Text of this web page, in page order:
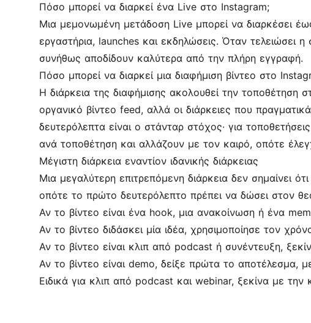
Πόσο μπορεί να διαρκεί ένα Live στο Instagram;
Μια μεμονωμένη μετάδοση Live μπορεί να διαρκέσει
εργαστήρια, launches και εκδηλώσεις. Όταν τελειώσει
συνήθως αποδίδουν καλύτερα από την πλήρη εγγραφή.
Πόσο μπορεί να διαρκεί μια διαφήμιση βίντεο στο
Η διάρκεια της διαφήμισης ακολουθεί την τοποθέτηση
οργανικό βίντεο feed, αλλά οι διάρκειες που
δευτερόλεπτα είναι ο στάνταρ στόχος· για
ανά τοποθέτηση και αλλάζουν με τον καιρό, οπότε
Μέγιστη διάρκεια εναντίον ιδανικής διάρκειας
Μια μεγαλύτερη επιτρεπόμενη διάρκεια δεν σημαίνει
οπότε το πρώτο δευτερόλεπτο πρέπει να δώσει στον
Αν το βίντεο είναι ένα hook, μια ανακοίνωση ή ένα
Αν το βίντεο διδάσκει μία ιδέα, χρησιμοποίησε τον
Αν το βίντεο είναι κλιπ από podcast ή συνέντευξη,
Αν το βίντεο είναι demo, δείξε πρώτα το αποτέλεσμα,
Ειδικά για κλιπ από podcast και webinar, ξεκίνα με